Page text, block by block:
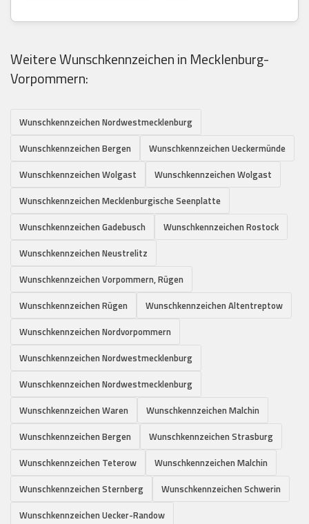
Weitere Wunschkennzeichen in Mecklenburg-
Vorpommern:
Wunschkennzeichen Nordwestmecklenburg
Wunschkennzeichen Bergen
Wunschkennzeichen Ueckermünde
Wunschkennzeichen Wolgast
Wunschkennzeichen Wolgast
Wunschkennzeichen Mecklenburgische Seenplatte
Wunschkennzeichen Gadebusch
Wunschkennzeichen Rostock
Wunschkennzeichen Neustrelitz
Wunschkennzeichen Vorpommern, Rügen
Wunschkennzeichen Rügen
Wunschkennzeichen Altentreptow
Wunschkennzeichen Nordvorpommern
Wunschkennzeichen Nordwestmecklenburg
Wunschkennzeichen Nordwestmecklenburg
Wunschkennzeichen Waren
Wunschkennzeichen Malchin
Wunschkennzeichen Bergen
Wunschkennzeichen Strasburg
Wunschkennzeichen Teterow
Wunschkennzeichen Malchin
Wunschkennzeichen Sternberg
Wunschkennzeichen Schwerin
Wunschkennzeichen Uecker-Randow